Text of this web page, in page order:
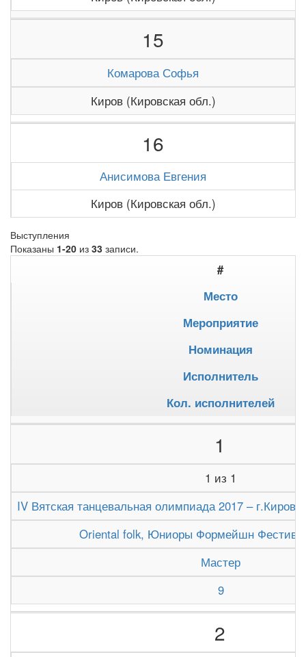
15
Комарова Софья
Киров (Кировская обл.)
16
Анисимова Евгения
Киров (Кировская обл.)
Выступления
Показаны 1-20 из 33 записи.
#
Место
Мероприятие
Номинация
Исполнитель
Кол. исполнителей
1
1 из 1
IV Вятская танцевальная олимпиада 2017 – г.Киров
Oriental folk, Юниоры Формейшн
Мастер
9
2